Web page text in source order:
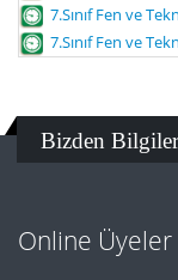
7.Sınıf Fen ve
7.Sınıf Fen ve
Bizden Bilgiler
Online Üyeler